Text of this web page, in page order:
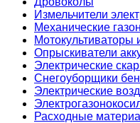
Измельчители
Механические
Мотокультиваторы
Опрыскиватели
Электрические
Снегоуборщики
Электрические
Расходные